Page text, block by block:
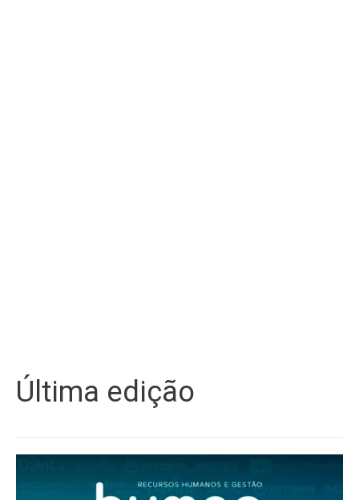
Última edição